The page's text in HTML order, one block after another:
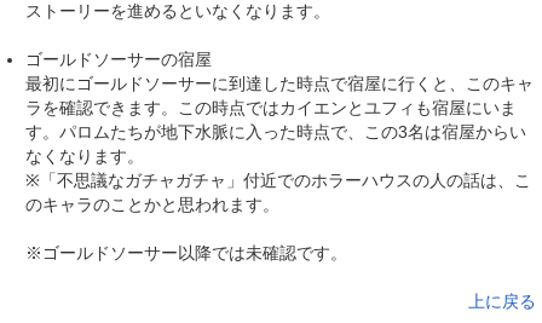
ストーリーを進めるといなくなります。
ゴールドソーサーの宿屋
最初にゴールドソーサーに到達した時点で宿屋に行くと、このキャ
ラを確認できます。この時点ではカイエンとユフィも宿屋にいま
す。パロムたちが地下水脈に入った時点で、この3名は宿屋からい
なくなります。
※「不思議なガチャガチャ」付近でのホラーハウスの人の話は、こ
のキャラのことかと思われます。
※ゴールドソーサー以降では未確認です。
上に戻る